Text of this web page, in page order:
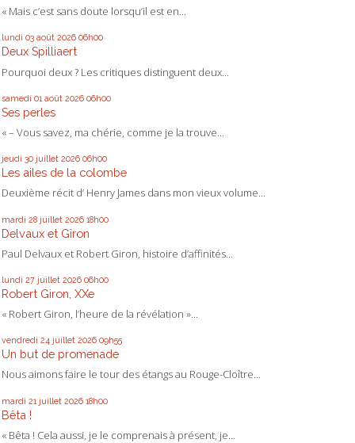
« Mais c’est sans doute lorsqu’il est en...
lundi 03 août 2026 06h00
Deux Spilliaert
Pourquoi deux ? Les critiques distinguent deux...
samedi 01 août 2026 06h00
Ses perles
« – Vous savez, ma chérie, comme je la trouve...
jeudi 30 juillet 2026 06h00
Les ailes de la colombe
Deuxième récit d’ Henry James dans mon vieux volume...
mardi 28 juillet 2026 18h00
Delvaux et Giron
Paul Delvaux et Robert Giron, histoire d’affinités...
lundi 27 juillet 2026 06h00
Robert Giron, XXe
« Robert Giron, l’heure de la révélation »...
vendredi 24 juillet 2026 09h55
Un but de promenade
Nous aimons faire le tour des étangs au Rouge-Cloître...
mardi 21 juillet 2026 18h00
Bêta !
« Bêta ! Cela aussi, je le comprenais à présent, je...